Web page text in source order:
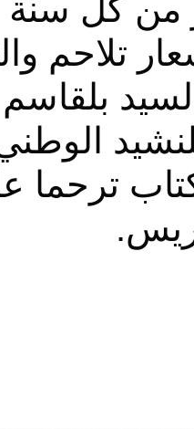
عشر (17)
تحت شعار
ترحما